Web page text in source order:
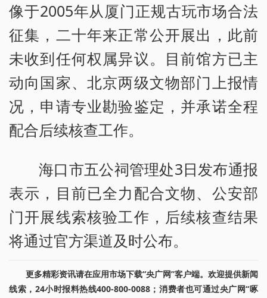
像于2005年从厦门正规古玩市场合法
征集，二十年来正常公开展出，此前
未收到任何权属异议。目前馆方已主
动向国家、北京两级文物部门上报情
况，申请专业勘验鉴定，并承诺全程
配合后续核查工作。
海口市五公祠管理处3日发布通报
表示，目前已全力配合文物、公安部
门开展线索核验工作，后续核查结果
将通过官方渠道及时公布。
更多精彩资讯请在应用市场下载“央广网”客户端。欢迎提供新闻
线索，24小时报料热线400-800-0088；消费者也可通过央广网“啄